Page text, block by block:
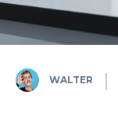
WALTER